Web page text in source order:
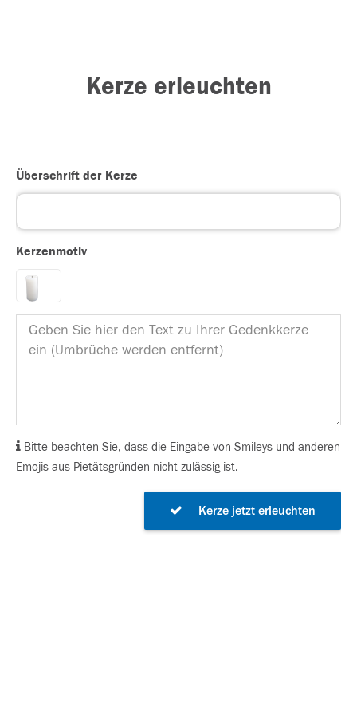
Kerze erleuchten
Überschrift der Kerze
Kerzenmotiv
Bitte beachten Sie, dass die Eingabe von Smileys und anderen
Emojis aus Pietätsgründen nicht zulässig ist.
Kerze jetzt erleuchten